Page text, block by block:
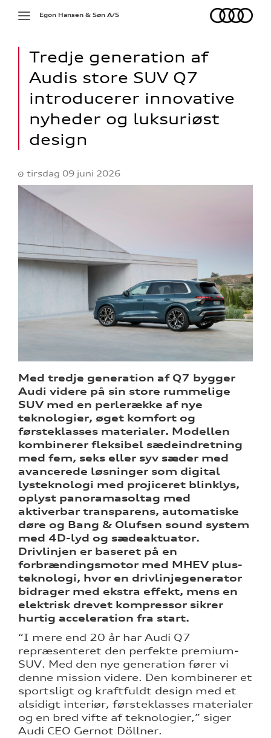
Toggle
Audi
Egon Hansen & Søn A/S
Tredje generation af
Audis store SUV Q7
introducerer innovative
nyheder og luksuriøst
design
tirsdag 09 juni 2026
Med tredje generation af Q7 bygger
Audi videre på sin store rummelige
SUV med en perlerække af nye
teknologier, øget komfort og
førsteklasses materialer. Modellen
kombinerer fleksibel sædeindretning
med fem, seks eller syv sæder med
avancerede løsninger som digital
lysteknologi med projiceret blinklys,
oplyst panoramasoltag med
aktiverbar transparens, automatiske
døre og Bang & Olufsen sound system
med 4D-lyd og sædeaktuator.
Drivlinjen er baseret på en
forbrændingsmotor med MHEV plus-
teknologi, hvor en drivlinjegenerator
bidrager med ekstra effekt, mens en
elektrisk drevet kompressor sikrer
hurtig acceleration fra start.
“I mere end 20 år har Audi Q7
repræsenteret den perfekte premium-
SUV. Med den nye generation fører vi
denne mission videre. Den kombinerer et
sportsligt og kraftfuldt design med et
alsidigt interiør, førsteklasses materialer
og en bred vifte af teknologier,” siger
Audi CEO Gernot Döllner.